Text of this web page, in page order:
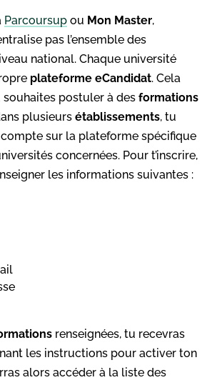
Parcoursup ou Mon Master,
pas l’ensemble des
national. Chaque université
plateforme eCandidat. Cela
souhaites postuler à des formations
plusieurs établissements, tu
sur la plateforme spécifique
concernées. Pour t’inscrire,
les informations suivantes :
renseignées, tu recevras
les instructions pour activer ton
alors accéder à la liste des